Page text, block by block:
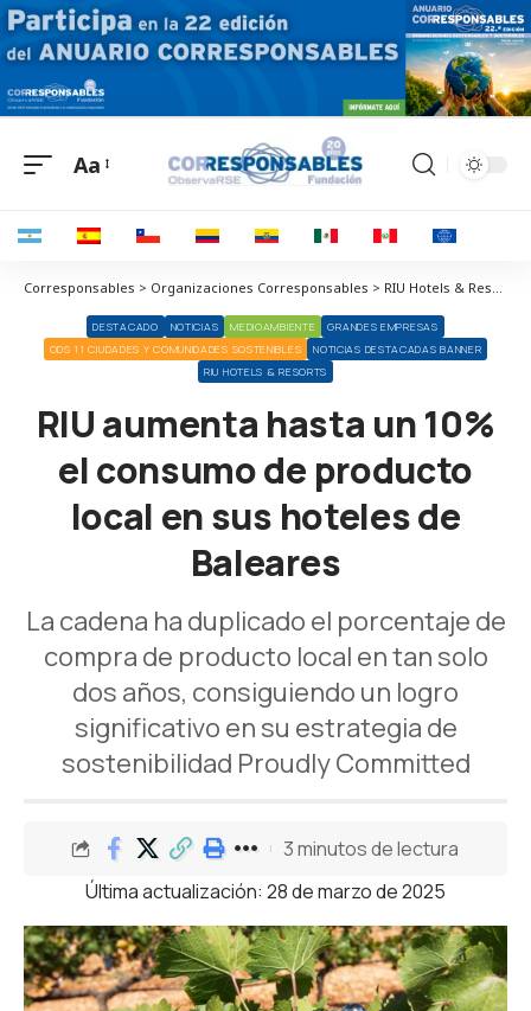
Aa
Corresponsables > Organizaciones Corresponsables > RIU Hotels & Resorts > RIU aumenta hasta un 10% el consumo de producto local en sus hoteles de Baleares
DESTACADO NOTICIAS MEDIOAMBIENTE
GRANDES EMPRESAS
ODS 11 CIUDADES Y COMUNIDADES SOSTENIBLES
NOTICIAS DESTACADAS BANNER
RIU HOTELS & RESORTS
RIU aumenta hasta un 10%
el consumo de producto
local en sus hoteles de
Baleares
La cadena ha duplicado el porcentaje de
compra de producto local en tan solo
dos años, consiguiendo un logro
significativo en su estrategia de
sostenibilidad Proudly Committed
Última actualización: 28 de marzo de 2025
3 minutos de lectura